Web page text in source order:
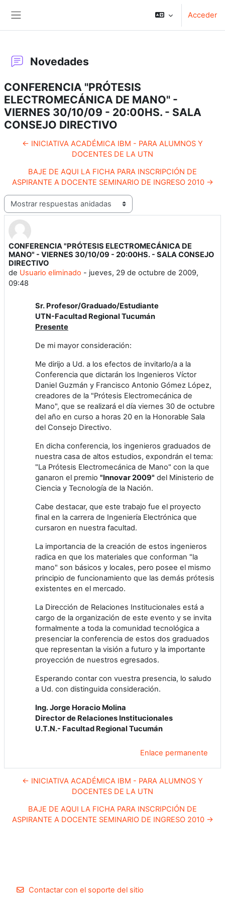
Acceder
Novedades
CONFERENCIA "PRÓTESIS
ELECTROMECÁNICA DE MANO" -
VIERNES 30/10/09 - 20:00HS. - SALA
CONSEJO DIRECTIVO
← INICIATIVA ACADÉMICA IBM - PARA ALUMNOS Y
DOCENTES DE LA UTN
BAJE DE AQUI LA FICHA PARA INSCRIPCIÓN DE
ASPIRANTE A DOCENTE SEMINARIO DE INGRESO 2010 →
Mostrar modo
CONFERENCIA "PRÓTESIS ELECTROMECÁNICA DE
MANO" - VIERNES 30/10/09 - 20:00HS. - SALA CONSEJO
DIRECTIVO
de Usuario eliminado - jueves, 29 de octubre de 2009,
09:48
Número de respuestas: 0
Sr. Profesor/Graduado/Estudiante
UTN-Facultad Regional Tucumán
Presente
De mi mayor consideración:
Me dirijo a Ud. a los efectos de invitarlo/a a la
Conferencia que dictarán los Ingenieros Víctor
Daniel Guzmán y Francisco Antonio Gómez López,
creadores de la "Prótesis Electromecánica de
Mano", que se realizará el día viernes 30 de octubre
del año en curso a horas 20 en la Honorable Sala
del Consejo Directivo.
En dicha conferencia, los ingenieros graduados de
nuestra casa de altos estudios, expondrán el tema:
"La Prótesis Electromecánica de Mano" con la que
ganaron el premio "Innovar 2009" del Ministerio de
Ciencia y Tecnología de la Nación.
Cabe destacar, que este trabajo fue el proyecto
final en la carrera de Ingeniería Electrónica que
cursaron en nuestra facultad.
La importancia de la creación de estos ingenieros
radica en que los materiales que conforman "la
mano" son básicos y locales, pero posee el mismo
principio de funcionamiento que las demás prótesis
existentes en el mercado.
La Dirección de Relaciones Institucionales está a
cargo de la organización de este evento y se invita
formalmente a toda la comunidad tecnológica a
presenciar la conferencia de estos dos graduados
que representan la visión a futuro y la importante
proyección de nuestros egresados.
Esperando contar con vuestra presencia, lo saludo
a Ud. con distinguida consideración.
Ing. Jorge Horacio Molina
Director de Relaciones Institucionales
U.T.N.- Facultad Regional Tucumán
Enlace permanente
← INICIATIVA ACADÉMICA IBM - PARA ALUMNOS Y
DOCENTES DE LA UTN
BAJE DE AQUI LA FICHA PARA INSCRIPCIÓN DE
ASPIRANTE A DOCENTE SEMINARIO DE INGRESO 2010 →
Contactar con el soporte del sitio